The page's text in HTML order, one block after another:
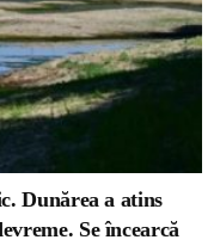
Dunărea a atins
Se încearcă